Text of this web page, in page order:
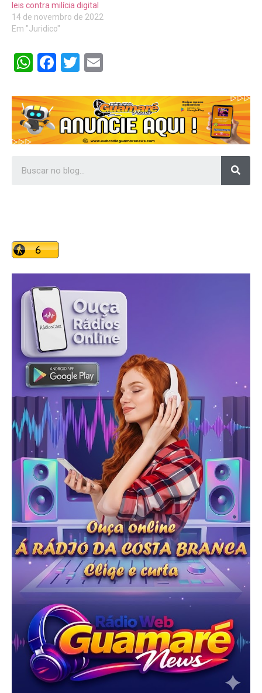
leis contra milícia digital
14 de novembro de 2022
Em "Juridico"
WhatsApp
Facebook
Twitter